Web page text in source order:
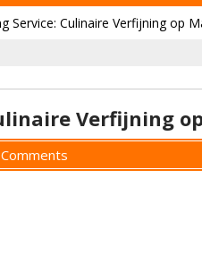
Service: Culinaire Verfijning op
Verfijning